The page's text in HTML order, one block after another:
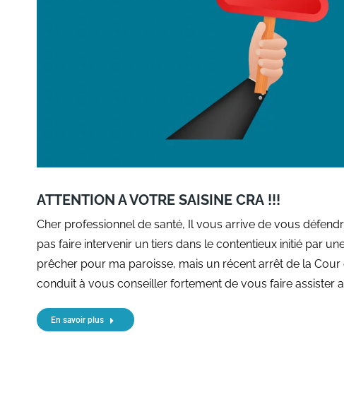
ATTENTION A VOTRE SAISINE CRA !!!
Cher professionnel de santé, Il vous arrive de vous
pas faire intervenir un tiers dans le contentieux initié par
prêcher pour ma paroisse, mais un récent arrêt de la
conduit à vous conseiller fortement de vous faire assister
En savoir plus